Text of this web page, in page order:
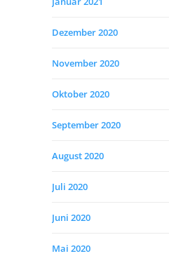
Dezember 2020
November 2020
Oktober 2020
September 2020
August 2020
Juli 2020
Juni 2020
Mai 2020